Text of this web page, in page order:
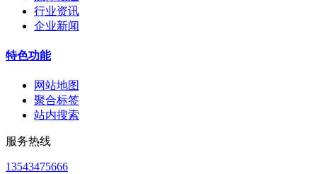
行业资讯
企业新闻
特色功能
网站地图
聚合标签
站内搜索
服务热线
13543475666